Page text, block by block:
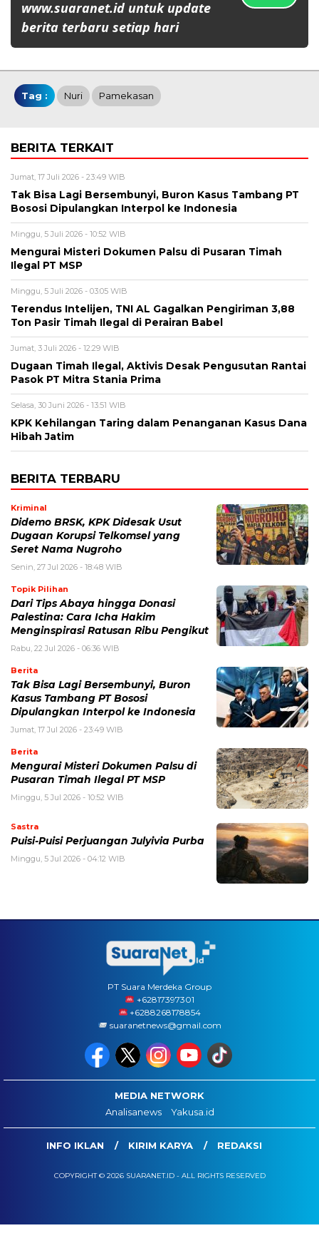
www.suaranet.id untuk update
berita terbaru setiap hari
Tag : Nuri Pamekasan
BERITA TERKAIT
Jumat, 17 Juli 2026 - 23:49 WIB
Tak Bisa Lagi Bersembunyi, Buron Kasus Tambang PT
Bososi Dipulangkan Interpol ke Indonesia
Minggu, 5 Juli 2026 - 10:52 WIB
Mengurai Misteri Dokumen Palsu di Pusaran Timah
Ilegal PT MSP
Minggu, 5 Juli 2026 - 03:05 WIB
Terendus Intelijen, TNI AL Gagalkan Pengiriman 3,88
Ton Pasir Timah Ilegal di Perairan Babel
Jumat, 3 Juli 2026 - 12:29 WIB
Dugaan Timah Ilegal, Aktivis Desak Pengusutan Rantai
Pasok PT Mitra Stania Prima
Selasa, 30 Juni 2026 - 13:51 WIB
KPK Kehilangan Taring dalam Penanganan Kasus Dana
Hibah Jatim
BERITA TERBARU
Kriminal
Didemo BRSK, KPK Didesak Usut
Dugaan Korupsi Telkomsel yang
Seret Nama Nugroho
Senin, 27 Jul 2026 - 18:48 WIB
Topik Pilihan
Dari Tips Abaya hingga Donasi
Palestina: Cara Icha Hakim
Menginspirasi Ratusan Ribu Pengikut
Rabu, 22 Jul 2026 - 06:36 WIB
Berita
Tak Bisa Lagi Bersembunyi, Buron
Kasus Tambang PT Bososi
Dipulangkan Interpol ke Indonesia
Jumat, 17 Jul 2026 - 23:49 WIB
Berita
Mengurai Misteri Dokumen Palsu di
Pusaran Timah Ilegal PT MSP
Minggu, 5 Jul 2026 - 10:52 WIB
Sastra
Puisi-Puisi Perjuangan Julyivia Purba
Minggu, 5 Jul 2026 - 04:12 WIB
PT Suara Merdeka Group
‪+62817397301
+6288268178854
suaranetnews@gmail.com
MEDIA NETWORK
Analisanews
Yakusa.id
INFO IKLAN KIRIM KARYA REDAKSI
COPYRIGHT © 2026 SUARANET.ID - ALL RIGHTS RESERVED